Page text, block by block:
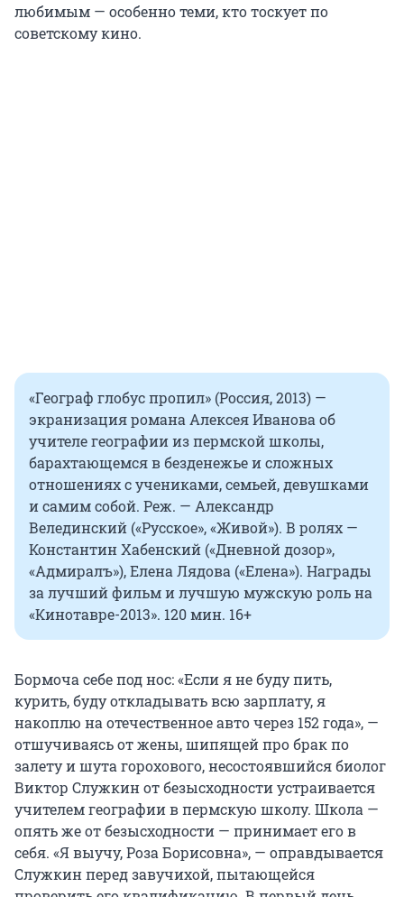
любимым — особенно теми, кто тоскует по
советскому кино.
«Географ глобус пропил» (Россия, 2013) —
экранизация романа Алексея Иванова об
учителе географии из пермской школы,
барахтающемся в безденежье и сложных
отношениях с учениками, семьей, девушками
и самим собой. Реж. — Александр
Велединский («Русское», «Живой»). В ролях —
Константин Хабенский («Дневной дозор»,
«Адмиралъ»), Елена Лядова («Елена»). Награды
за лучший фильм и лучшую мужскую роль на
«Кинотавре-2013». 120 мин. 16+
Бормоча себе под нос: «Если я не буду пить,
курить, буду откладывать всю зарплату, я
накоплю на отечественное авто через 152 года», —
отшучиваясь от жены, шипящей про брак по
залету и шута горохового, несостоявшийся биолог
Виктор Служкин от безысходности устраивается
учителем географии в пермскую школу. Школа —
опять же от безысходности — принимает его в
себя. «Я выучу, Роза Борисовна», — оправдывается
Служкин перед завучихой, пытающейся